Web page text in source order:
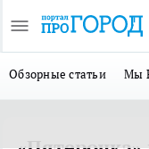
Обзорные статьи Мы